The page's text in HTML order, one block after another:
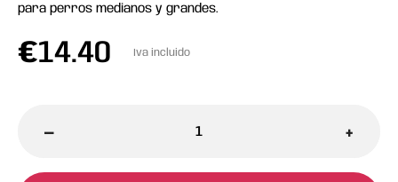
para perros medianos y grandes.
€14.40 Iva incluido
- +